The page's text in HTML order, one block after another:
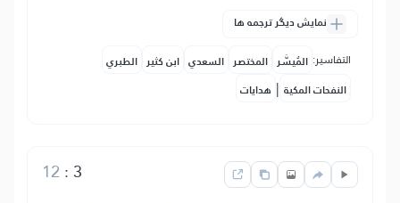
نمایش دیگر ترجمه ها
التفاسير: المُيسَّر المختصر السعدي ابن كثير الطبري
النفحات المكية | هدايات
3
:
12